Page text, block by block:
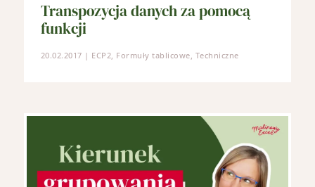
Transpozycja danych za pomocą
funkcji
20.02.2017 | ECP2 Formuły tablicowe Techniczne